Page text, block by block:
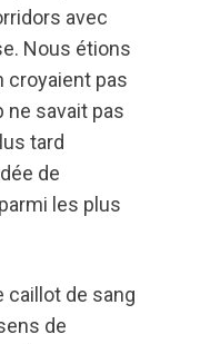
avec
Nous étions
croyaient pas
ne savait pas
tard
de
les plus
caillot de sang
de